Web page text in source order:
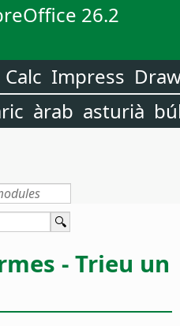
26.2
Calc Impress
àrab asturià
- Trieu un